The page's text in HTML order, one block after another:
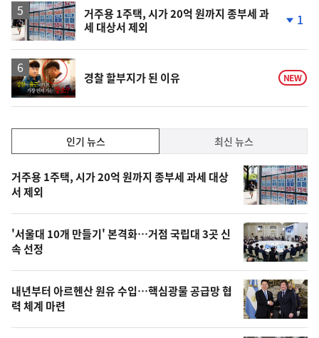
거주용 1주택, 시가 20억 원까지 종부세 과
세 대상서 제외
하
락
1
영
상
경찰 할부지가 된 이유 NEW
인
기,
최
신,
오
늘
의
영
상
인기 뉴스 최신 뉴스
인
기
뉴
스
거주용 1주택, 시가 20억 원까지 종부세 과세 대상
서 제외
'서울대 10개 만들기' 본격화…거점 국립대 3곳 신
속 선정
내년부터 아르헨산 원유 수입…핵심광물 공급망 협
력 체계 마련